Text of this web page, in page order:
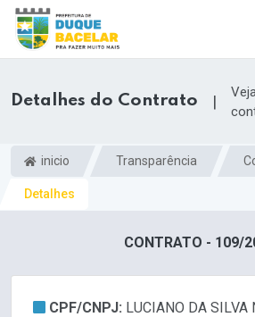
Detalhes do Contrato |
inicio Transparência
Detalhes
CONTRATO - 109/
CPF/CNPJ: LUCIANO DA SILVA